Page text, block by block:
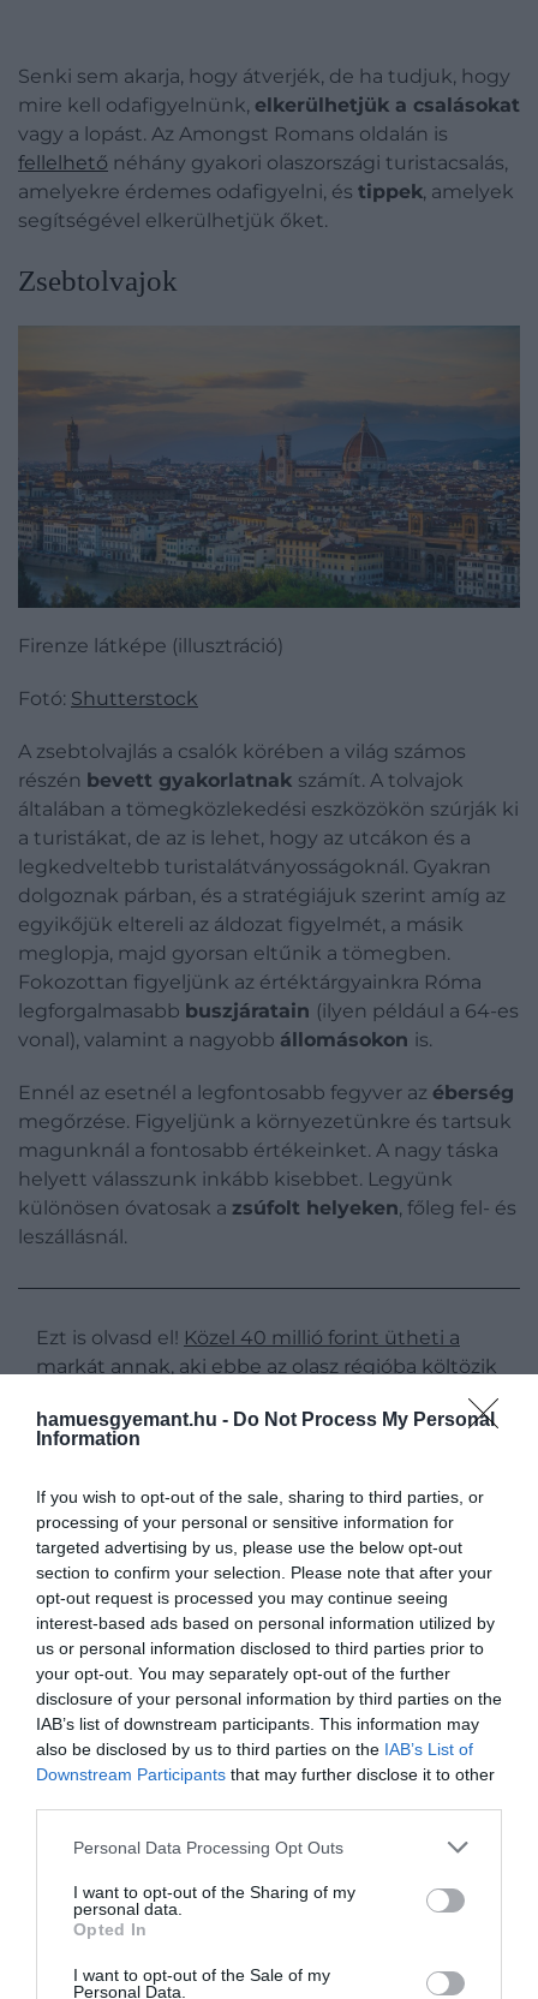
hamuesgyemant.hu - Do Not Process My Personal
Information
If you wish to opt-out of the sale, sharing to third parties, or
processing of your personal or sensitive information for
targeted advertising by us, please use the below opt-out
section to confirm your selection. Please note that after your
opt-out request is processed you may continue seeing
interest-based ads based on personal information utilized by
us or personal information disclosed to third parties prior to
your opt-out. You may separately opt-out of the further
disclosure of your personal information by third parties on the
IAB’s list of downstream participants. This information may
also be disclosed by us to third parties on the IAB’s List of
Downstream Participants that may further disclose it to other
Please note that this website/app uses one or more Google
not limited to your visit or usage behaviour. You may click to
grant or deny consent to Google and its third-party tags to
use your data for below specified purposes in below Google
consent section.
Personal Data Processing Opt Outs
I want to opt-out of the Sharing of my
personal data.
Opted In
I want to opt-out of the Sale of my
Personal Data.
Senki sem akarja, hogy átverjék, de ha tudjuk, hogy
mire kell odafigyelnünk, elkerülhetjük a csalásokat
vagy a lopást. Az Amongst Romans oldalán is
fellelhető néhány gyakori olaszországi turistacsalás,
amelyekre érdemes odafigyelni, és tippek, amelyek
segítségével elkerülhetjük őket.
​Zsebtolvajok
Firenze látképe (illusztráció)
Fotó: Shutterstock
A zsebtolvajlás a csalók körében a világ számos
részén bevett gyakorlatnak számít. A tolvajok
általában a tömegközlekedési eszközökön szúrják ki
a turistákat, de az is lehet, hogy az utcákon és a
legkedveltebb turistalátványosságoknál. Gyakran
dolgoznak párban, és a stratégiájuk szerint amíg az
egyikőjük eltereli az áldozat figyelmét, a másik
meglopja, majd gyorsan eltűnik a tömegben.
Fokozottan figyeljünk az értéktárgyainkra Róma
legforgalmasabb buszjáratain (ilyen például a 64-es
vonal), valamint a nagyobb állomásokon is.
Ennél az esetnél a legfontosabb fegyver az éberség
megőrzése. Figyeljünk a környezetünkre és tartsuk
magunknál a fontosabb értékeinket. A nagy táska
helyett válasszunk inkább kisebbet. Legyünk
különösen óvatosak a zsúfolt helyeken, főleg fel- és
leszállásnál.
Ezt is olvasd el! Közel 40 millió forint ütheti a
markát annak, aki ebbe az olasz régióba költözik
idegenvezetők
A történelmi látványosságok közelében általában
csaló idegenvezetők próbálják célba venni a
gyanútlan turistákat, biztosítva őket arról, hogy
(túlzottan magas díjat felszámítva) körbevezetik
őket. Ez valahogy sosem történik meg, hiszen mire
elkezdődne maga a túra, azt mondják, hogy az adott
helyzárvavan vagy épp nem látogatható.
megbízható túravezetők általában akkor jelennek
meg, ha egy előre lefoglalt túrára egy csoport
érkezik. Mielőtt lefoglalnánk egy idegenvezetőt,
ellenőrizzük a céget vagy a személyt, és olvassuk el
a róluk szóló véleményeket.